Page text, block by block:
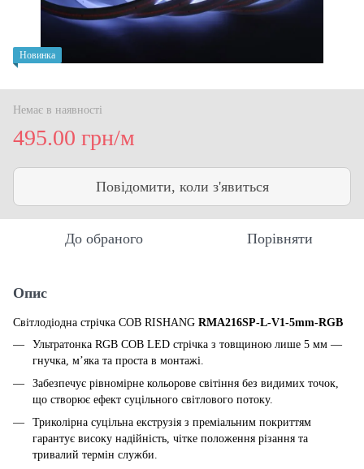
Новинка
Немає в наявності
495.00 грн/м
Повідомити, коли з'явиться
До обраного Порівняти
Опис
Світлодіодна стрічка COB RISHANG RMA216SP-L-V1-5mm-RGB
Ультратонка RGB COB LED стрічка з товщиною лише 5 мм —
гнучка, м’яка та проста в монтажі.
Забезпечує рівномірне кольорове світіння без видимих точок,
що створює ефект суцільного світлового потоку.
Триколірна суцільна екструзія з преміальним покриттям
гарантує високу надійність, чітке положення різання та
тривалий термін служби.